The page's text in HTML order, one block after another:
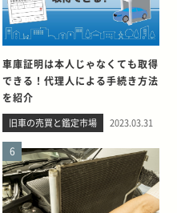
車庫証明は本人じゃなくても取得
できる！代理人による手続き方法
を紹介
旧車の売買と鑑定市場 2023.03.31
6